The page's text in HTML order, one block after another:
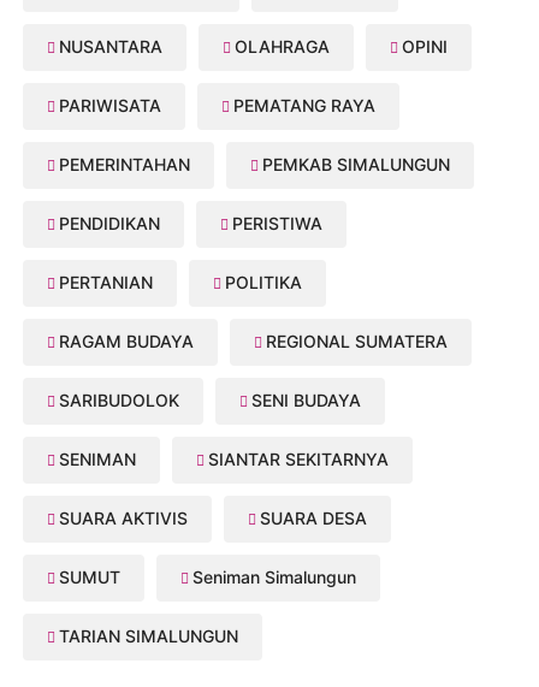
NUSANTARA OLAHRAGA OPINI
PARIWISATA PEMATANG RAYA
PEMERINTAHAN PEMKAB SIMALUNGUN
PENDIDIKAN PERISTIWA
PERTANIAN POLITIKA
RAGAM BUDAYA REGIONAL SUMATERA
SARIBUDOLOK SENI BUDAYA
SENIMAN SIANTAR SEKITARNYA
SUARA AKTIVIS SUARA DESA
SUMUT Seniman Simalungun
TARIAN SIMALUNGUN